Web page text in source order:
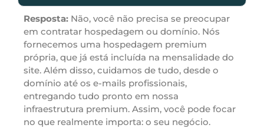
Resposta: Não, você não precisa se preocupar
em contratar hospedagem ou domínio. Nós
fornecemos uma hospedagem premium
própria, que já está incluída na mensalidade do
site. Além disso, cuidamos de tudo, desde o
domínio até os e-mails profissionais,
entregando tudo pronto em nossa
infraestrutura premium. Assim, você pode focar
no que realmente importa: o seu negócio.